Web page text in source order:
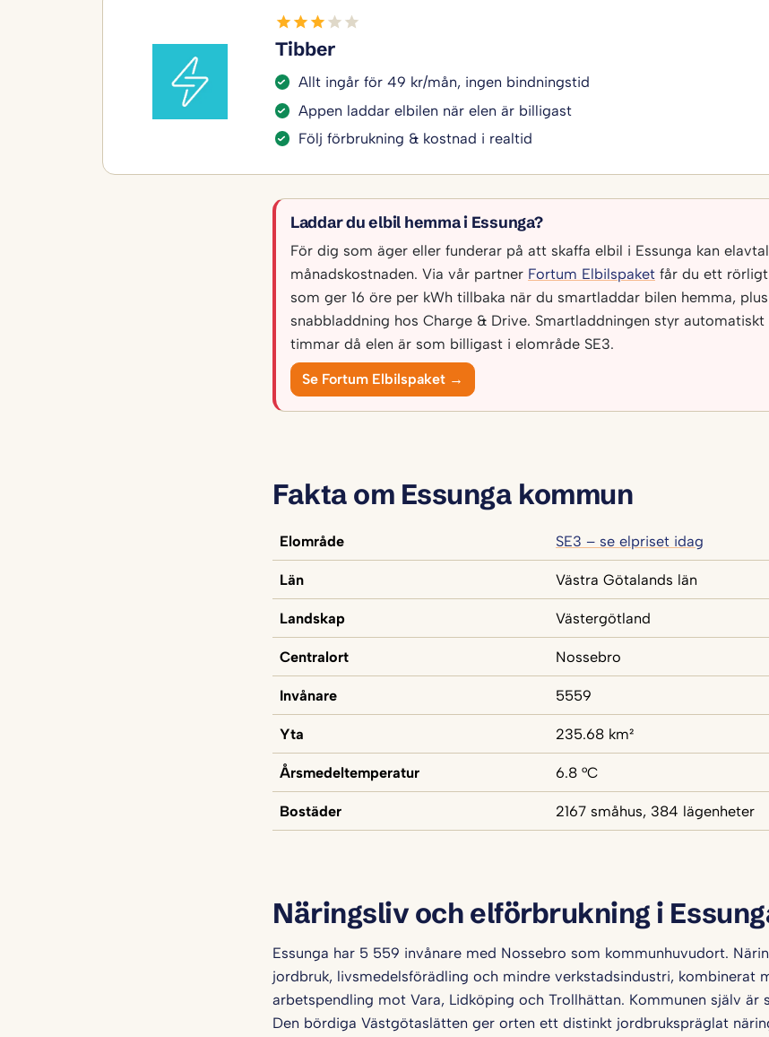
Tibber
Allt ingår för 49 kr/mån, ingen bindningstid
Appen laddar elbilen när elen är billigast
Följ förbrukning & kostnad i realtid
Laddar du elbil hemma i Essunga?
För dig som äger eller funderar på att skaffa elbil i Essunga kan
månadskostnaden. Via vår partner Fortum Elbilspaket får du ett
som ger 16 öre per kWh tillbaka när du smartladdar bilen hemma,
snabbladdning hos Charge & Drive. Smartladdningen styr
timmar då elen är som billigast i elområde SE3.
Se Fortum Elbilspaket →
Fakta om Essunga kommun
Elområde SE3 – se elpriset idag
Län Västra Götalands län
Landskap Västergötland
Centralort Nossebro
Invånare 5559
Yta 235.68 km²
Årsmedeltemperatur 6.8 °C
Bostäder 2167 småhus, 384 lägenheter
Näringsliv och elförbrukning i
Essunga har 5 559 invånare med Nossebro som kommunhuvudort.
jordbruk, livsmedelsförädling och mindre verkstadsindustri, kombinerat
arbetspendling mot Vara, Lidköping och Trollhättan. Kommunen själv är
Den bördiga Västgötaslätten ger orten ett distinkt jordbrukspräglat